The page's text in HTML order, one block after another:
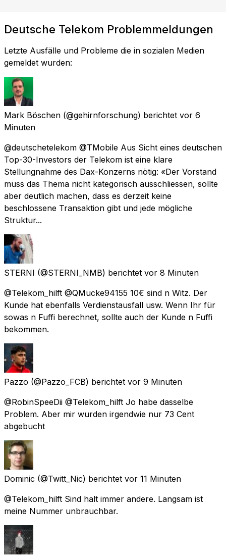
Deutsche Telekom Problemmeldungen
Letzte Ausfälle und Probleme die in sozialen Medien
gemeldet wurden:
Mark Böschen (@gehirnforschung) berichtet vor 6
Minuten
@deutschetelekom @TMobile Aus Sicht eines deutschen
Top-30-Investors der Telekom ist eine klare
Stellungnahme des Dax-Konzerns nötig: «Der Vorstand
muss das Thema nicht kategorisch ausschliessen, sollte
aber deutlich machen, dass es derzeit keine
beschlossene Transaktion gibt und jede mögliche
Struktur...
STERNI (@STERNI_NMB) berichtet vor 8 Minuten
@Telekom_hilft @QMucke94155 10€ sind n Witz. Der
Kunde hat ebenfalls Verdienstausfall usw. Wenn Ihr für
sowas n Fuffi berechnet, sollte auch der Kunde n Fuffi
bekommen.
Pazzo (@Pazzo_FCB) berichtet vor 9 Minuten
@RobinSpeeDii @Telekom_hilft Jo habe dasselbe
Problem. Aber mir wurden irgendwie nur 73 Cent
abgebucht
Dominic (@Twitt_Nic) berichtet vor 11 Minuten
@Telekom_hilft Sind halt immer andere. Langsam ist
meine Nummer unbrauchbar.